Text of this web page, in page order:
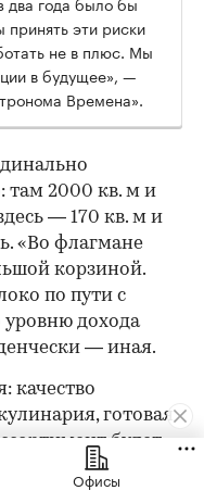
эти риски
не в плюс. Мы
в будущее», —
Времена».
там 2000 кв. м и
— 170 кв. м и
«Во флагмане
корзиной.
по пути с
дохода
— иная.
качество
готовая
будет
в сторону
Впрочем,
Офисы